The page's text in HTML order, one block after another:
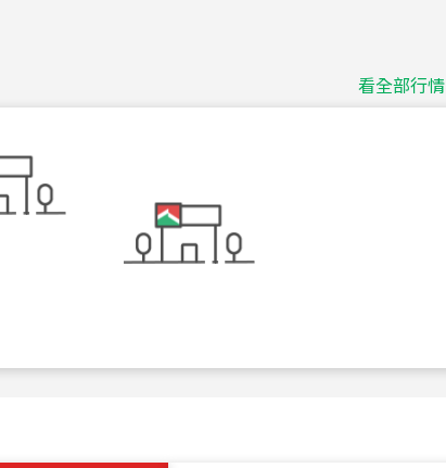
看全部行情
台北市中山區長春路
新竹市新竹市慈祥路